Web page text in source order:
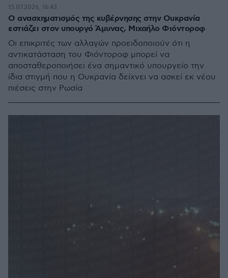
Ο ανασχηματισμός της κυβέρνησης στην Ουκρανία
εστιάζει στον υπουργό Άμυνας, Μιχαήλο Φιόντοροφ
Οι επικριτές των αλλαγών προειδοποιούν ότι η
αντικατάσταση του Φιόντοροφ μπορεί να
αποσταθεροποιήσει ένα σημαντικό υπουργείο την
ίδια στιγμή που η Ουκρανία δείχνει να ασκεί εκ νέου
πιέσεις στην Ρωσία
15.07.2026, 16:43